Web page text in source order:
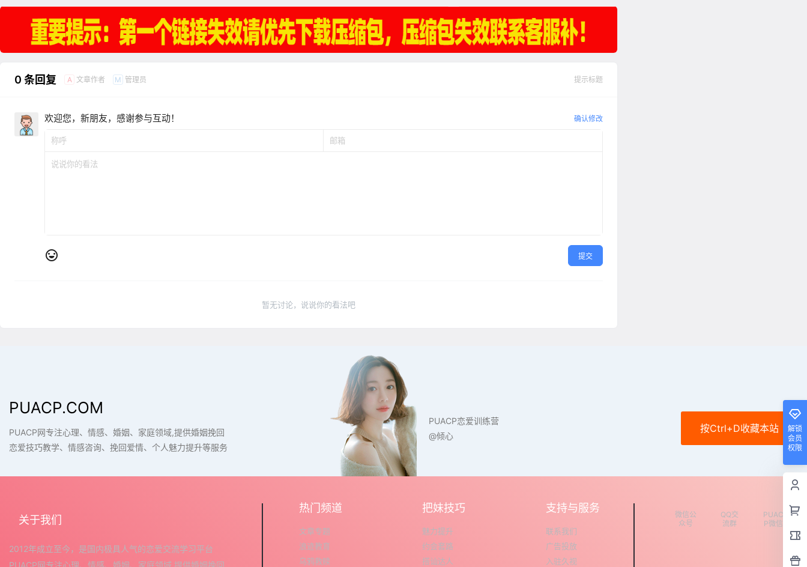
0 条回复 A 文章作者 M 管理员 提示标题
欢迎您，新朋友，感谢参与互动！ 确认修改
提交
暂无讨论，说说你的看法吧
解锁
会员
权限
PUACP.COM
PUACP网专注心理、情感、婚姻、家庭领域,提供婚姻挽回
恋爱技巧教学、情感咨询、挽回爱情、个人魅力提升等服务
按Ctrl+D收藏本站
PUACP恋爱训练营
@倾心
关于我们
2012年成立至今，是国内极具人气的恋爱交流学习平台
热门频道
文章专题
浪迹教育
乌鸦救赎
把妹技巧
魅力提升
约会套路
搭讪达人
支持与服务
联系我们
广告投放
入驻久视
微信公
众号
QQ交
流群
PUAC
P微信